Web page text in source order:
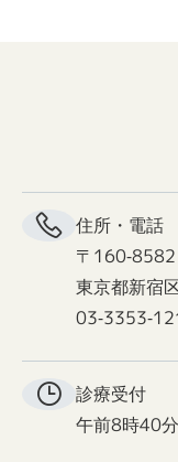
住所・電話
〒160-8582
東京都新宿
03-3353-
診療受付
午前8時40